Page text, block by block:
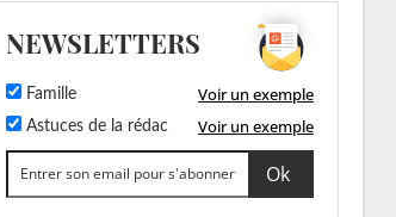
NEWSLETTERS
Famille Voir un exemple
Astuces de la rédac Voir un exemple